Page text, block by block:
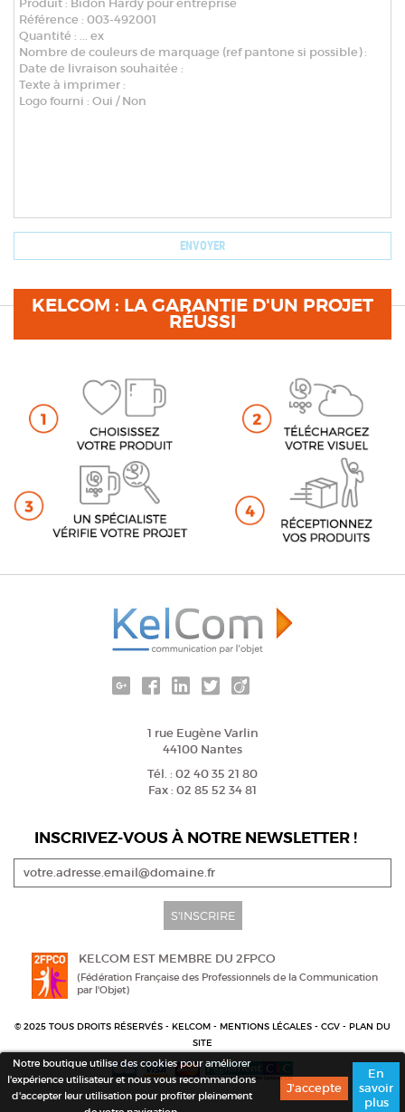
Notre boutique utilise des cookies pour améliorer
l'expérience utilisateur et nous vous recommandons
d'accepter leur utilisation pour profiter pleinement
En
savoir
plus
KELCOM : LA GARANTIE D'UN PROJET
RÉUSSI
1 rue Eugène Varlin
44100 Nantes
Tél. : 02 40 35 21 80
Fax : 02 85 52 34 81
INSCRIVEZ-VOUS À NOTRE NEWSLETTER !
S'INSCRIRE
KELCOM EST MEMBRE DU 2FPCO
(Fédération Française des Professionnels de la Communication
par l'Objet)
© 2025 TOUS DROITS RÉSERVÉS - KELCOM - MENTIONS LÉGALES - CGV - PLAN DU
SITE